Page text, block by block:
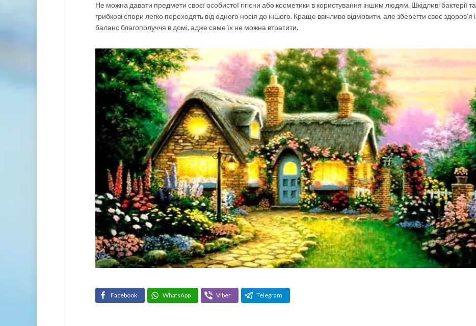
Не можна давати предмети своєї особистої гігієни або косметики в користування іншим людям. Шкідливі бактерії та
грибкові спори легко переходять від одного носія до іншого. Краще ввічливо відмовити, але зберегти своє здоров’я і
баланс благополуччя в домі, адже саме їх не можна втратити.
Facebook WhatsApp Viber Telegram